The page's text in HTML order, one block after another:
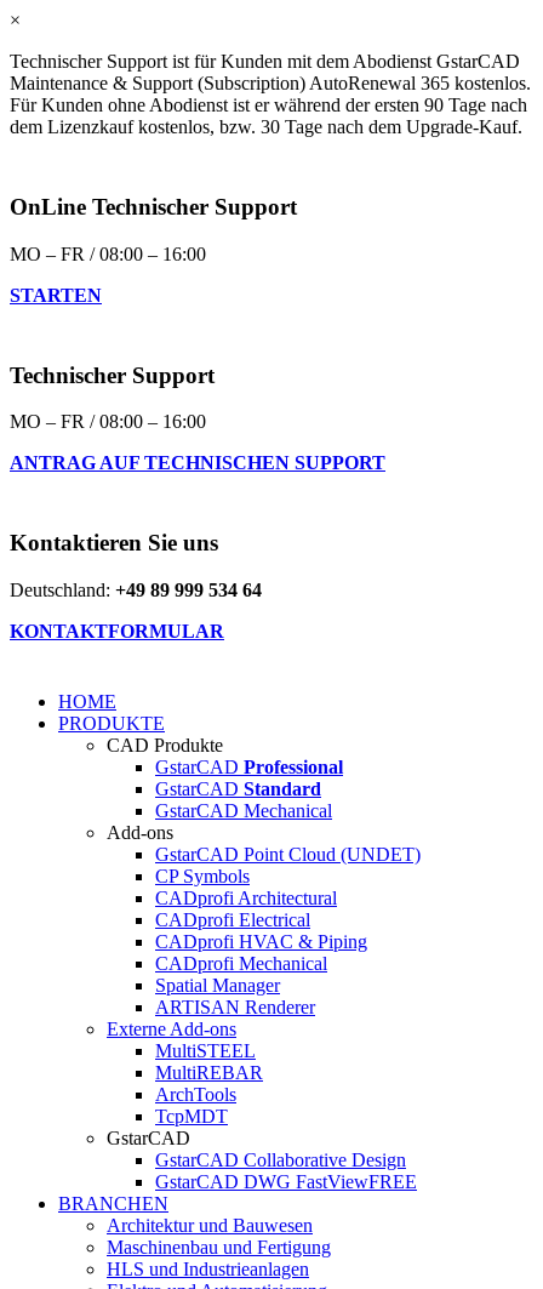
×
Technischer Support ist für Kunden mit dem Abodienst GstarCAD
Maintenance & Support (Subscription) AutoRenewal 365 kostenlos.
Für Kunden ohne Abodienst ist er während der ersten 90 Tage nach
dem Lizenzkauf kostenlos, bzw. 30 Tage nach dem Upgrade-Kauf.
OnLine Technischer Support
MO – FR / 08:00 – 16:00
STARTEN
Technischer Support
MO – FR / 08:00 – 16:00
ANTRAG AUF TECHNISCHEN SUPPORT
Kontaktieren Sie uns
Deutschland: +49 89 999 534 64
KONTAKTFORMULAR
HOME
PRODUKTE
CAD Produkte
GstarCAD Professional
GstarCAD Standard
GstarCAD Mechanical
Add-ons
GstarCAD Point Cloud (UNDET)
CP Symbols
CADprofi Architectural
CADprofi Electrical
CADprofi HVAC & Piping
CADprofi Mechanical
Spatial Manager
ARTISAN Renderer
Externe Add-ons
MultiSTEEL
MultiREBAR
ArchTools
TcpMDT
GstarCAD
GstarCAD Collaborative Design
GstarCAD DWG FastViewFREE
BRANCHEN
Architektur und Bauwesen
Maschinenbau und Fertigung
HLS und Industrieanlagen